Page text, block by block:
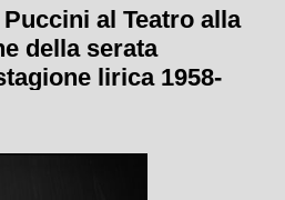
al Teatro alla
della serata
lirica 1958-
Antonino Votto con la
Wallmann